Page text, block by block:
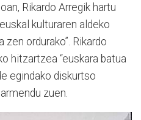
Rikardo Arregik hartu
kulturaren aldeko
zen ordurako”. Rikardo
hitzartzea “euskara batua
egindako diskurtso
zuen.